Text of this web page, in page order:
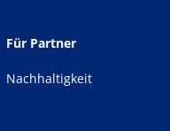
Für Partner
Nachhaltigkeit